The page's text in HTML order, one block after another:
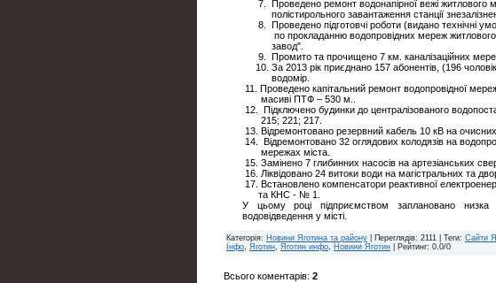
7. Проведено ремонт водонапірної вежі житлового
полістирольного завантаження станції
8. Проведено підготовчі роботи (видано технічні
по прокладанню водопровідних мереж житлового
завод".
9. Промито та прочищено 7 км. каналізаційних
10. За 2013 рік приєднано 157 абонентів, (196
водомір.
11. Проведено капітальний ремонт водопровідної
масиві ПТФ – 530 м..
12. Підключено будинки до централізованого
215; 221; 217.
13. Відремонтовано резервний кабель 10 кВ на
14. Відремонтовано 32 оглядових колодязів на
мережах міста.
15. Замінено 7 глибинних насосів на артезіанських
16. Ліквідовано 24 витоки води на магістральних та
17. Встановлено компенсатори реактивної
та КНС - № 1.
У цьому році підприємством заплановано
водовідведення у місті.
Категорія: Новини Яготина та району Переглядів: 2111 | Теги: Сайти
Інфо, Яготин, Яготин инфо, Новини Яготин Рейтинг: 0.0/0
Всього коментарів: 2